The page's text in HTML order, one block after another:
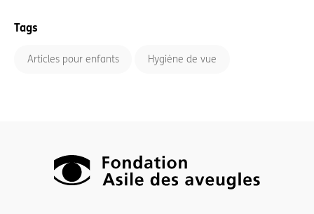
Tags
Articles pour enfants Hygiène de vue